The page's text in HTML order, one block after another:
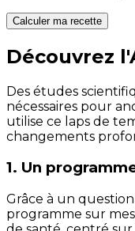
Calculer ma recette
Découvrez
Des études
nécessaires pour
utilise ce laps de
changements
1. Un
Grâce à un
programme sur